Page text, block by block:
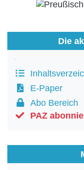
Die
E-Paper
Abo Bereich
PAZ